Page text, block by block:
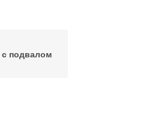
подвалом